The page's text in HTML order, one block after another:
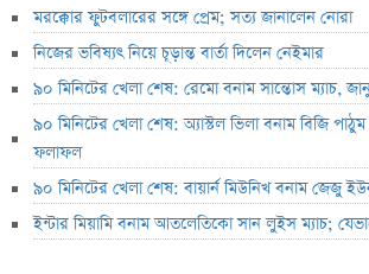
মরক্কোর ফুটবলারের সঙ্গে প্রেম; সত্য জানালেন নোরা
নিজের ভবিষ্যৎ নিয়ে চূড়ান্ত বার্তা দিলেন নেইমার
৯০ মিনিটের খেলা শেষ: রেমো বনাম সান্তোস ম্যাচ,
৯০ মিনিটের খেলা শেষ: অ্যাস্টল ভিলা বনাম বিজি
ফলাফল
৯০ মিনিটের খেলা শেষ: বায়ার্ন মিউনিখ বনাম জেজু
ইন্টার মিয়ামি বনাম আতলেতিকো সান লুইস ম্যাচ;